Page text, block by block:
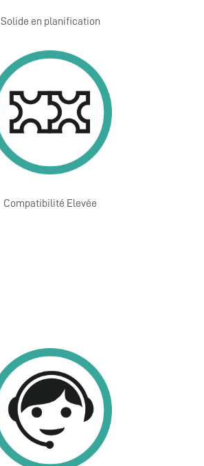
Solide en planification
Compatibilité Elevée